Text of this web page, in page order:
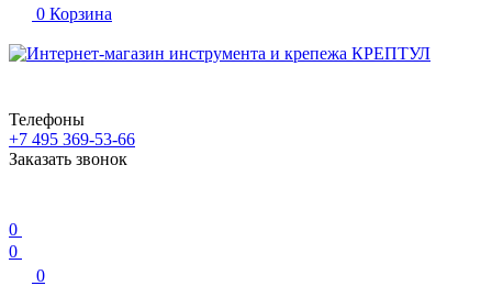
0 Корзина
Телефоны
+7 495 369-53-66
Заказать звонок
0
0
0